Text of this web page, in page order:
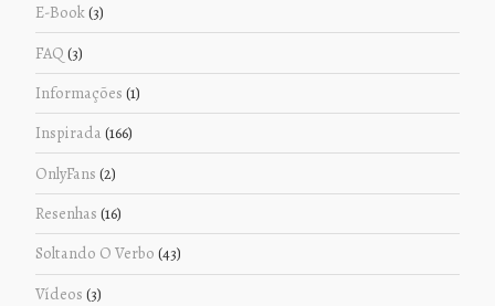
E-Book(3)
FAQ (3)
Informações (1)
Inspirada (166)
OnlyFans (2)
Resenhas (16)
Soltando O Verbo (43)
Vídeos (3)